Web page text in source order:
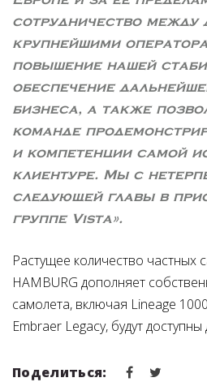
сотрудничество между
крупнейшими
повышение нашей
обеспечение
бизнеса, а также
команде
и компетенции самой
клиентуре. Мы с
следующей главы в
группе Vista».
Растущее количество частных
HAMBURG дополняет
самолета, включая Lineage
Embraer Legacy, будут
Поделиться: